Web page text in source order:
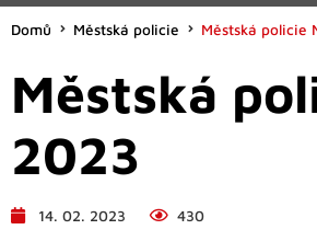
Domů Městská policie Městská policie
Městská
2023
14. 02. 2023 430